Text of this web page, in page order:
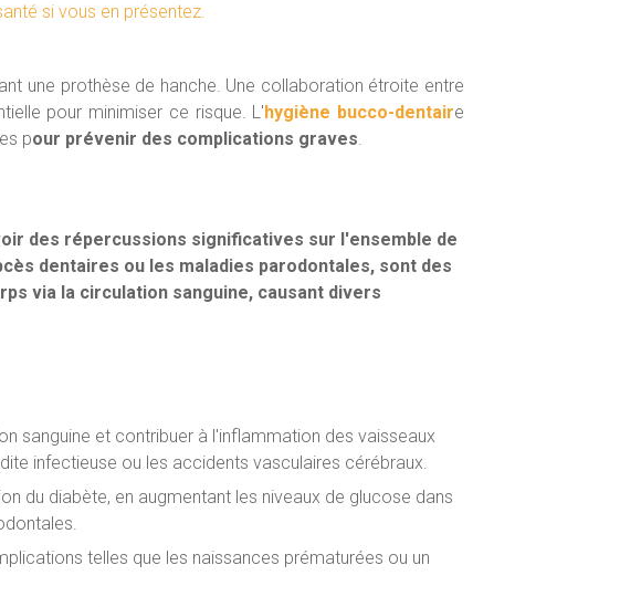
si vous en présentez.
une prothèse de hanche. Une collaboration étroite entre
pour minimiser ce risque. L' hygiène bucco-dentaire
pour prévenir des complications graves.
des répercussions significatives sur l'ensemble de
dentaires ou les maladies parodontales, sont des
via la circulation sanguine, causant divers
sanguine et contribuer à l'inflammation des vaisseaux
infectieuse ou les accidents vasculaires cérébraux.
du diabète, en augmentant les niveaux de glucose dans
telles que les naissances prématurées ou un